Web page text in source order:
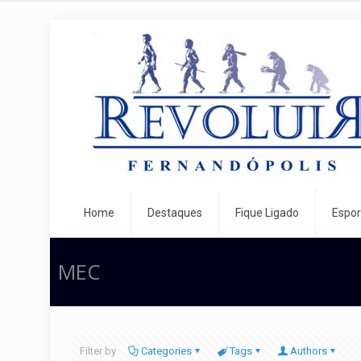
Home Destaques Fique Ligado
MEC
Filter by Categories Tags Authors